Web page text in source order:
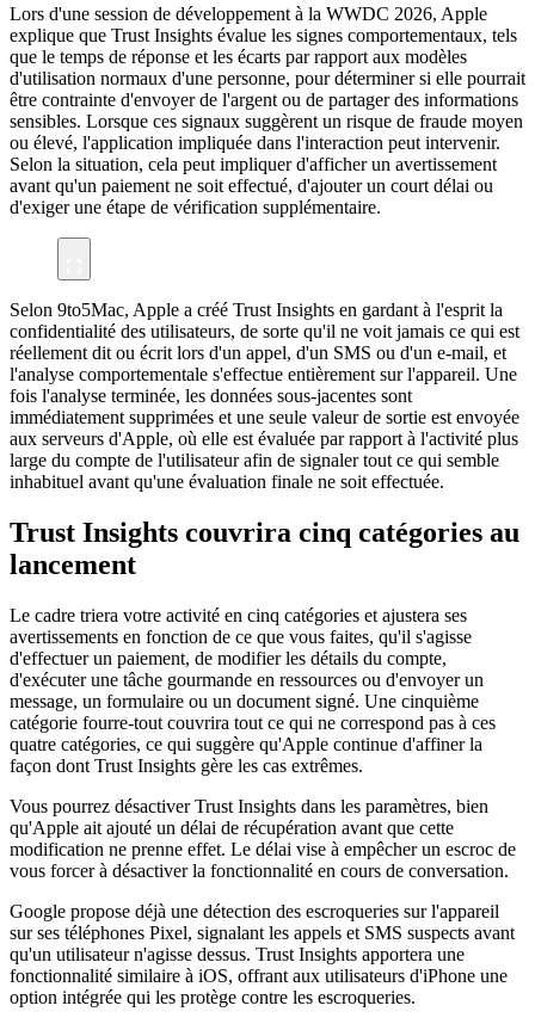
Lors d'une session de développement à la WWDC 2026, Apple
explique que Trust Insights évalue les signes comportementaux, tels
que le temps de réponse et les écarts par rapport aux modèles
d'utilisation normaux d'une personne, pour déterminer si elle pourrait
être contrainte d'envoyer de l'argent ou de partager des informations
sensibles. Lorsque ces signaux suggèrent un risque de fraude moyen
ou élevé, l'application impliquée dans l'interaction peut intervenir.
Selon la situation, cela peut impliquer d'afficher un avertissement
avant qu'un paiement ne soit effectué, d'ajouter un court délai ou
d'exiger une étape de vérification supplémentaire.
Selon 9to5Mac, Apple a créé Trust Insights en gardant à l'esprit la
confidentialité des utilisateurs, de sorte qu'il ne voit jamais ce qui est
réellement dit ou écrit lors d'un appel, d'un SMS ou d'un e-mail, et
l'analyse comportementale s'effectue entièrement sur l'appareil. Une
fois l'analyse terminée, les données sous-jacentes sont
immédiatement supprimées et une seule valeur de sortie est envoyée
aux serveurs d'Apple, où elle est évaluée par rapport à l'activité plus
large du compte de l'utilisateur afin de signaler tout ce qui semble
inhabituel avant qu'une évaluation finale ne soit effectuée.
Trust Insights couvrira cinq catégories au
lancement
Le cadre triera votre activité en cinq catégories et ajustera ses
avertissements en fonction de ce que vous faites, qu'il s'agisse
d'effectuer un paiement, de modifier les détails du compte,
d'exécuter une tâche gourmande en ressources ou d'envoyer un
message, un formulaire ou un document signé. Une cinquième
catégorie fourre-tout couvrira tout ce qui ne correspond pas à ces
quatre catégories, ce qui suggère qu'Apple continue d'affiner la
façon dont Trust Insights gère les cas extrêmes.
Vous pourrez désactiver Trust Insights dans les paramètres, bien
qu'Apple ait ajouté un délai de récupération avant que cette
modification ne prenne effet. Le délai vise à empêcher un escroc de
vous forcer à désactiver la fonctionnalité en cours de conversation.
Google propose déjà une détection des escroqueries sur l'appareil
sur ses téléphones Pixel, signalant les appels et SMS suspects avant
qu'un utilisateur n'agisse dessus. Trust Insights apportera une
fonctionnalité similaire à iOS, offrant aux utilisateurs d'iPhone une
option intégrée qui les protège contre les escroqueries.